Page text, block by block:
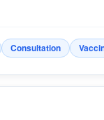
Consultation